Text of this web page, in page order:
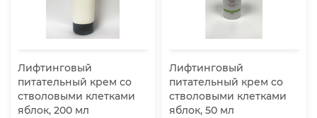
Лифтинговый
питательный крем со
стволовыми клетками
яблок, 200 мл
Лифтинговый
питательный крем со
стволовыми клетками
яблок, 50 мл